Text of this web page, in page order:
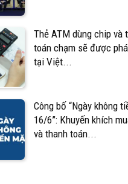
Thẻ ATM dùng chip và
toán chạm sẽ được
tại Việt...
Công bố “Ngày không
16/6”: Khuyến khích
và thanh toán...